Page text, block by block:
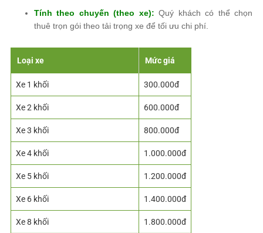
Tính theo chuyến (theo xe): Quý khách có thể chọn
thuê trọn gói theo tải trọng xe để tối ưu chi phí.
Loại xe Mức giá
Xe 1 khối 300.000đ
Xe 2 khối 600.000đ
Xe 3 khối 800.000đ
Xe 4 khối 1.000.000đ
Xe 5 khối 1.200.000đ
Xe 6 khối 1.400.000đ
Xe 8 khối 1.800.000đ